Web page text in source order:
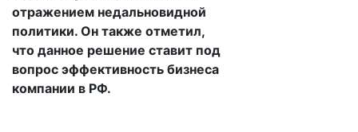
отражением недальновидной
политики. Он также отметил,
что данное решение ставит под
вопрос эффективность бизнеса
компании в РФ.